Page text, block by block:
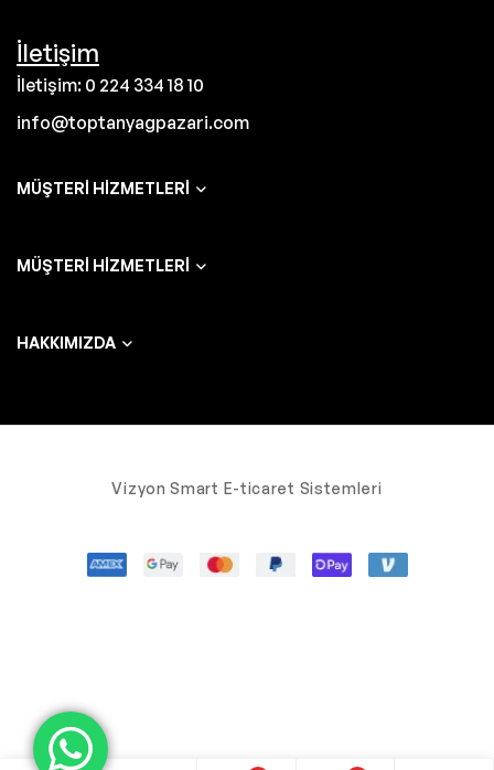
İletişim
İletişim: 0 224 334 18 10
info@toptanyagpazari.com
MÜŞTERI HIZMETLERI
MÜŞTERI HIZMETLERI
HAKKIMIZDA
Vizyon Smart E-ticaret Sistemleri